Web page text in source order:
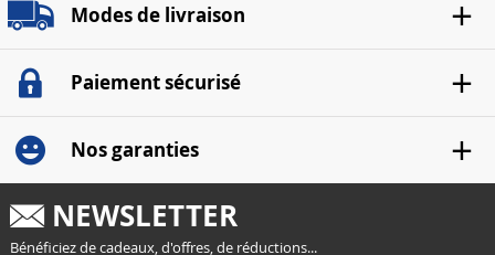
Modes de livraison
Paiement sécurisé
Nos garanties
NEWSLETTER
Bénéficiez de cadeaux, d'offres, de réductions...